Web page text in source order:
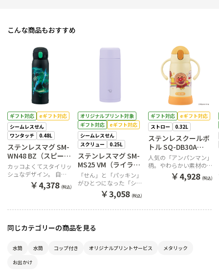
こんな商品もおすすめ
ギフト対応
eギフト対応
シームレスせん
ワンタッチ
0.48L
ステンレスマグ SM-
WN48 BZ（スピード
ブラック）
カッコよくてスタイリッ
シュなデザイン。 自分
だけの「好き」を見つけ
て一緒に出かけよう。
￥4,378 (税込)
オリジナルプリント対象
ギフト対応
eギフト対応
シームレスせん
スクリュー
0.25L
ステンレスマグ SM-
MS25 VM（ライラッ
クパープル）
「せん」と「パッキン」
がひとつになった「シー
ムレスせん」を搭載。小
さなバッグにちょうどい
￥3,058 (税込)
ギフト対応
eギフト対応
ストロー
0.32L
ステンレスクールボ
トル SQ-DB30A
EY（アンパンマン）
人気の「アンパンマン」
柄。やわらかい素材のス
トローマグ。
￥4,928 (税込)
同じカテゴリーの商品を見る
水筒 水筒 コップ付き オリジナルプリントサービス
メタリック
お出かけ